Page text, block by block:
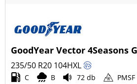
GoodYear Vector 4Seasons
235/50 R20 104HXL
C B 72 db PMSF